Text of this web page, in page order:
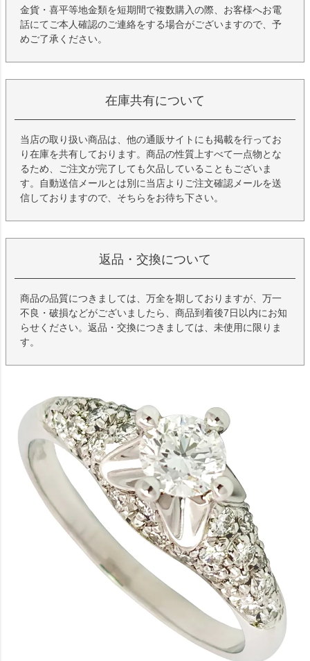
金貨・喜平等地金類を短期間で複数購入の際、お客様へお電
話にてご本人確認のご連絡をする場合がございますので、予
めご了承ください。
在庫共有について
当店の取り扱い商品は、他の通販サイトにも掲載を行ってお
り在庫を共有しております。商品の性質上すべて一点物とな
るため、ご注文が完了しても欠品していることもございま
す。自動送信メールとは別に当店よりご注文確認メールを送
信しておりますので、そちらをお待ち下さい。
返品・交換について
商品の品質につきましては、万全を期しておりますが、万一
不良・破損などがございましたら、商品到着後7日以内にお知
らせください。返品・交換につきましては、未使用に限りま
す。